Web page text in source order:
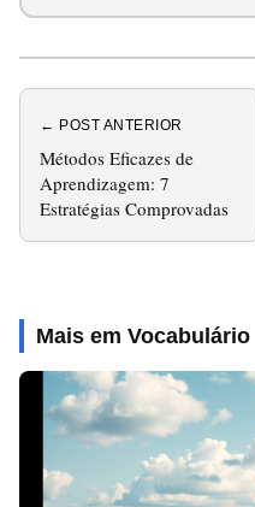
← POST ANTERIOR
Métodos Eficazes de
Aprendizagem: 7
Estratégias Comprovadas
Mais em Vocabulário